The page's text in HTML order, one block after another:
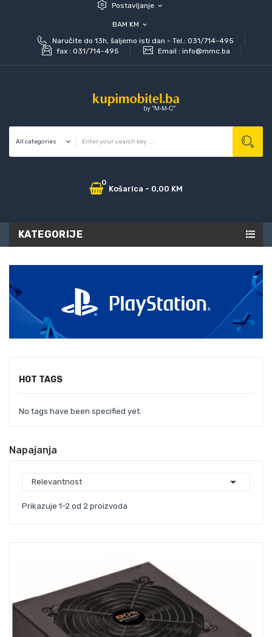
Postavljanje expand_more
BAM KM expand_more
Naručite do 13h, šaljemo isti dan - Tel.: 031/714-495
fax : 031/714-495 Email : info@mmc.ba
Košarica
0
- 0,00 KM
KATEGORIJE
HOT TAGS
No tags have been specified yet.
Napajanja
Relevantnost 
Prikazuje 1-2 od 2 proizvoda